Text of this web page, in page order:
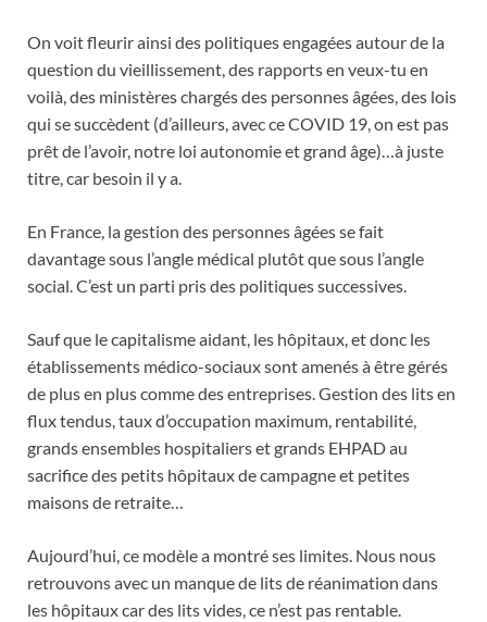
On voit fleurir ainsi des politiques engagées autour de la
question du vieillissement, des rapports en veux-tu en
voilà, des ministères chargés des personnes âgées, des lois
qui se succèdent (d’ailleurs, avec ce COVID 19, on est pas
prêt de l’avoir, notre loi autonomie et grand âge)…à juste
titre, car besoin il y a.
En France, la gestion des personnes âgées se fait
davantage sous l’angle médical plutôt que sous l’angle
social. C’est un parti pris des politiques successives.
Sauf que le capitalisme aidant, les hôpitaux, et donc les
établissements médico-sociaux sont amenés à être gérés
de plus en plus comme des entreprises. Gestion des lits en
flux tendus, taux d’occupation maximum, rentabilité,
grands ensembles hospitaliers et grands EHPAD au
sacrifice des petits hôpitaux de campagne et petites
maisons de retraite…
Aujourd’hui, ce modèle a montré ses limites. Nous nous
retrouvons avec un manque de lits de réanimation dans
les hôpitaux car des lits vides, ce n’est pas rentable.